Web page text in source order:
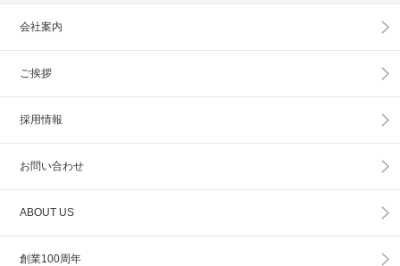
会社案内
ご挨拶
採用情報
お問い合わせ
ABOUT US
創業100周年